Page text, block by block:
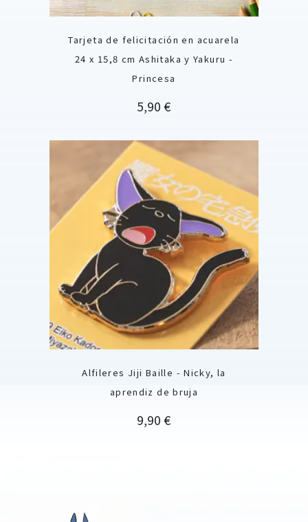
Tarjeta de felicitación en acuarela
24 x 15,8 cm Ashitaka y Yakuru -
Princesa
Precio
5,90 €
Alfileres Jiji Baille - Nicky, la
aprendiz de bruja
Precio
9,90 €